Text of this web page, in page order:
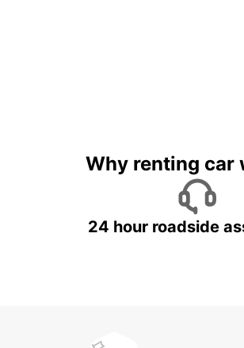
Why renting car
24 hour roadside